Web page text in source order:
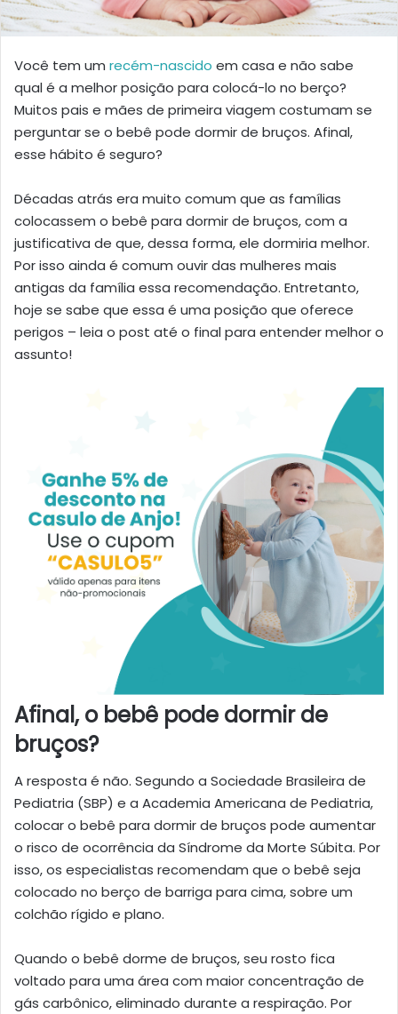
Você tem um recém-nascido em casa e não sabe
qual é a melhor posição para colocá-lo no berço?
Muitos pais e mães de primeira viagem costumam se
perguntar se o bebê pode dormir de bruços. Afinal,
esse hábito é seguro?
Décadas atrás era muito comum que as famílias
colocassem o bebê para dormir de bruços, com a
justificativa de que, dessa forma, ele dormiria melhor.
Por isso ainda é comum ouvir das mulheres mais
antigas da família essa recomendação. Entretanto,
hoje se sabe que essa é uma posição que oferece
perigos – leia o post até o final para entender melhor o
assunto!
Afinal, o bebê pode dormir de
bruços?
A resposta é não. Segundo a Sociedade Brasileira de
Pediatria (SBP) e a Academia Americana de Pediatria,
colocar o bebê para dormir de bruços pode aumentar
o risco de ocorrência da Síndrome da Morte Súbita. Por
isso, os especialistas recomendam que o bebê seja
colocado no berço de barriga para cima, sobre um
colchão rígido e plano.
Quando o bebê dorme de bruços, seu rosto fica
voltado para uma área com maior concentração de
gás carbônico, eliminado durante a respiração. Por